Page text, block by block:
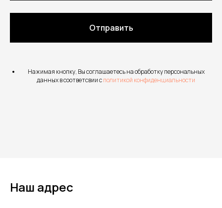
Отправить
Нажимая кнопку, Вы соглашаетесь на обработку персональных
данных в соответсвии сполитикой конфиденциальности
Наш адрес